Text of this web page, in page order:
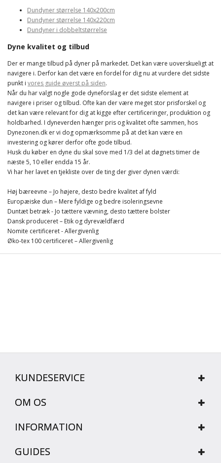
Dundyner størrelse 140x200cm
Dundyner størrelse 140x220cm
Dundyner i dobbeltstørrelse
Dyne kvalitet og tilbud
Der er mange tilbud på dyner på markedet. Det kan være uoverskueligt at
navigere i. Derfor kan det være en fordel for dig nu at vurdere det sidste
punkt i vores guide øverst på siden.
Når du har valgt nogle gode dyneforslag er det sidste element at
navigere i priser og tilbud. Ofte kan der være meget stor prisforskel og
det kan være relevant for dig at kigge efter certificeringer, produktion og
holdbarhed. I dyneverden hænger pris og kvalitet ofte sammen, hos
Dynezonen.dk er vi dog opmærksomme på at det kan være en
investering og kører derfor ofte gode tilbud.
Husk du køber en dyne du skal sove med 1/3 del at døgnets timer de
næste 5, 10 eller endda 15 år.
Vi har her lavet en tjekliste over de ting der giver dynen værdi:
Høj bæreevne – Jo højere, desto bedre kvalitet af fyld
Europæiske dun – Mere fyldige og bedre isoleringsevne
Duntæt betræk - Jo tættere vævning, desto tættere bolster
Dansk produceret – Etik og dyrevældfærd
Nomite certificeret - Allergivenlig
Øko-tex 100 certificeret – Allergivenlig
KUNDESERVICE
OM OS
INFORMATION
GUIDES